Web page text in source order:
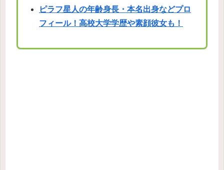
ピラフ星人の年齢身長・本名出身などプロ
フィール！高校大学学歴や素顔彼女も！